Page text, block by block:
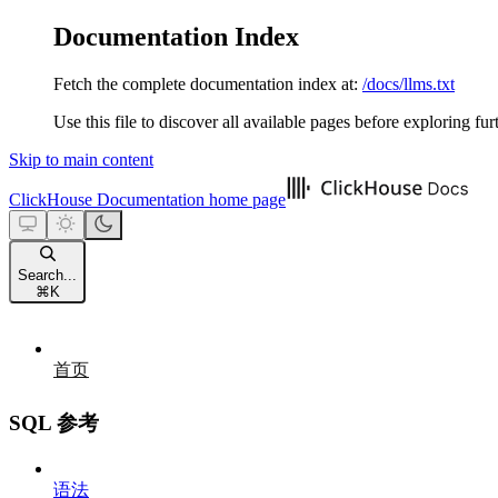
Documentation Index
Fetch the complete documentation index at: /docs/llms.txt
Use this file to discover all available pages before exploring
Skip to main content
ClickHouse Documentation home page
Search...
⌘ K
首页
SQL 参考
语法